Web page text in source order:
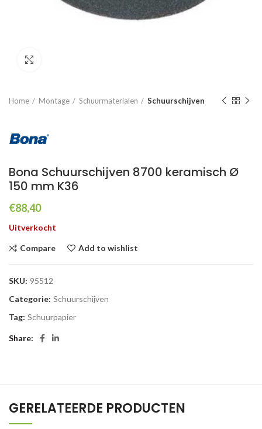
Home Montage Schuurmaterialen Schuurschijven
Bona Schuurschijven 8700 keramisch Ø
150 mm K36
€88,40
Uitverkocht
Compare Add to wishlist
SKU: 95512
Categorie: Schuurschijven
Tag: Schuurpapier
Share
GERELATEERDE PRODUCTEN